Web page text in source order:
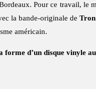
Pour ce travail, le
la bande-originale de
américain.
forme d’un disque vinyle